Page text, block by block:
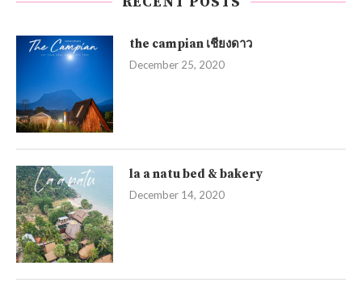
the campian เชียงดาว
December 25, 2020
la a natu bed & bakery
December 14, 2020